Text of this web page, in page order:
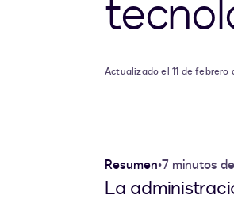
Actualizado el 11 de febrero
Resumen•7 minutos
La